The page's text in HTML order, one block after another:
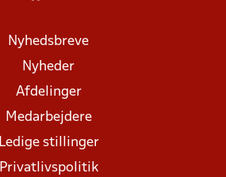
Nyhedsbreve
Nyheder
Afdelinger
Medarbejdere
Ledige stillinger
Privatlivspolitik